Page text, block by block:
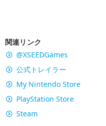
関連リンク
@XSEEDGames
公式トレイラー
My Nintendo Store
PlayStation Store
Steam